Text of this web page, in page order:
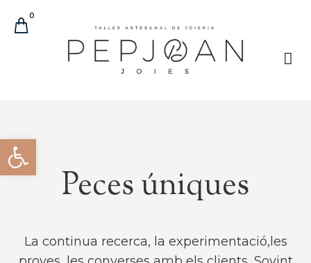
0
Peces úniques
La continua recerca, la experimentació,les
Obre la barra d'eines